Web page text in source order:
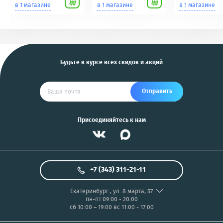
Scher-Khan,
Tomahawk, Pandora,
в 1 магазине
для фотоаппаратов
NIKON/SONY COOL
в 1 магазине
в 1 магазине
Будьте в курсе всех скидок и акций
Отправить
Присоединяйтесь к нам
+7 (343) 311-21-11
Екатеринбург, ул. 8 марта, 57
пн-пт 09:00 - 20:00
сб 10:00 – 19:00 вс 11:00 - 17:00